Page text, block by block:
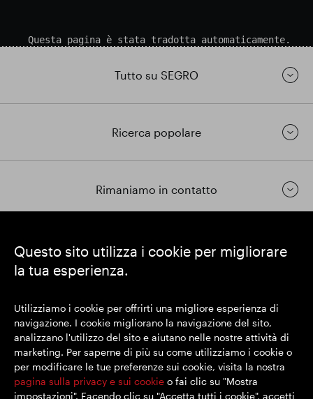
Questo sito utilizza i cookie per migliorare
la tua esperienza.
Utilizziamo i cookie per offrirti una migliore esperienza di
navigazione. I cookie migliorano la navigazione del sito,
analizzano l'utilizzo del sito e aiutano nelle nostre attività di
marketing. Per saperne di più su come utilizziamo i cookie o
per modificare le tue preferenze sui cookie, visita la nostra
pagina sulla privacy e sui cookie o fai clic su "Mostra
impostazioni". Facendo clic su "Accetta tutti i cookie", accetti
Questa pagina è stata tradotta automaticamente.
Tutto su SEGRO
Ricerca popolare
Rimaniamo in contatto
https://www.linkedin.com/
https://www.youtube.com/
https://twitter.com/
SEGRO plc
Numero di registrazione nel Regno Unito 167591
Luogo di registrazione: Inghilterra e Galles
© SEGRO 2022